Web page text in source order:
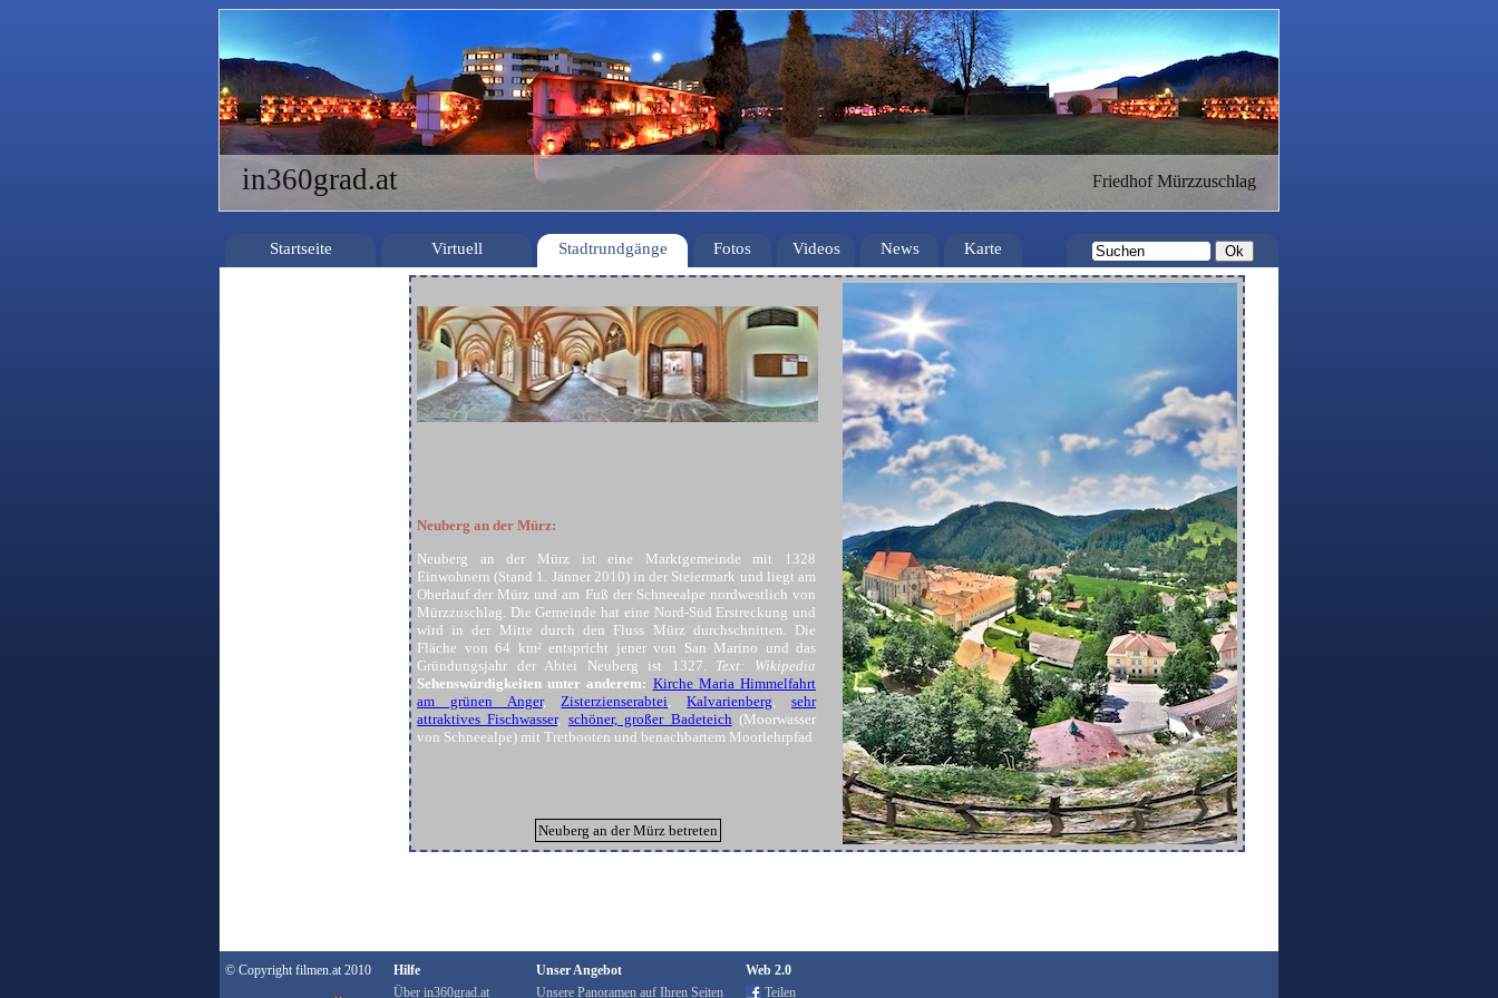
in360grad.at Friedhof Mürzzuschlag
Startseite Virtuell Stadtrundgänge Fotos Videos News Karte
Neuberg an der Mürz:
Neuberg an der Mürz ist eine Marktgemeinde mit 1328
Einwohnern (Stand 1. Jänner 2010) in der Steiermark und liegt am
Oberlauf der Mürz und am Fuß der Schneealpe nordwestlich von
Mürzzuschlag. Die Gemeinde hat eine Nord-Süd Erstreckung und
wird in der Mitte durch den Fluss Mürz durchschnitten. Die
Fläche von 64 km² entspricht jener von San Marino und das
Gründungsjahr der Abtei Neuberg ist 1327. Text: Wikipedia
Sehenswürdigkeiten unter anderem: Kirche Maria Himmelfahrt
am grünen Anger, Zisterzienserabtei ,Kalvarienberg ,sehr
attraktives Fischwasser, schöner, großer Badeteich (Moorwasser
von Schneealpe) mit Tretbooten und benachbartem Moorlehrpfad
Neuberg an der Mürz betreten
© Copyright filmen.at 2010
Hilfe
Über in360grad.at
Unser Angebot
Unsere Panoramen auf Ihren Seiten
Web 2.0
Teilen